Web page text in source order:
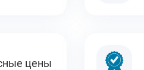
цены